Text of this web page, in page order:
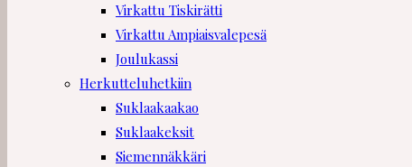
Virkattu Tiskirätti
Virkattu Ampiaisvalepesä
Joulukassi
Herkutteluhetkiin
Suklaakaakao
Suklaakeksit
Siemennäkkäri